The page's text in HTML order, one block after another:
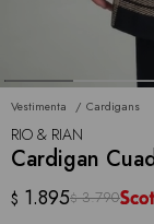
Vestimenta Cardigans
RIO & RIAN
Cardigan
$ 1.895$ 3.790